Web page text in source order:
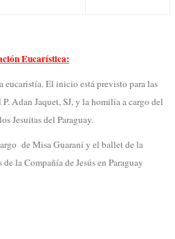
Eucarística:
El inicio está previsto para las
Adan Jaquet, SJ, y la homilía a cargo del
Jesuitas del Paraguay.
de Misa Guaraní y el ballet de la
la Compañía de Jesús en Paraguay